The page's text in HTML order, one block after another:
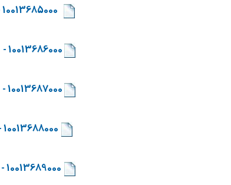
10013685000 - پرداخت حقوق کارکنان دولت
​
10013686000 -
​ 10013687000 - پرداخت سایر کسور حقوق و دستمزد
​​ 10013688000 - پرداخت اعتبارات تملک دارایی های سرمایه ای دستگاه های اجرایی
​ 10013689000 - پرداخت اعتبارات هزینه ای (سایر) دستگاه های اجرایی